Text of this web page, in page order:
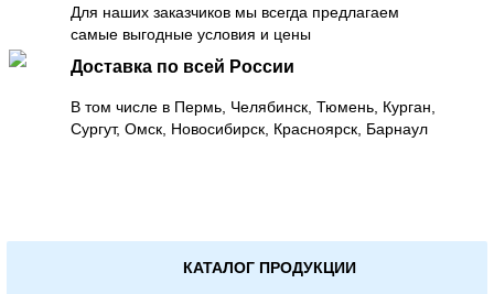
Для наших заказчиков мы всегда предлагаем
самые выгодные условия и цены
Доставка по всей России
В том числе в Пермь, Челябинск, Тюмень, Курган,
Сургут, Омск, Новосибирск, Красноярск, Барнаул
КАТАЛОГ ПРОДУКЦИИ